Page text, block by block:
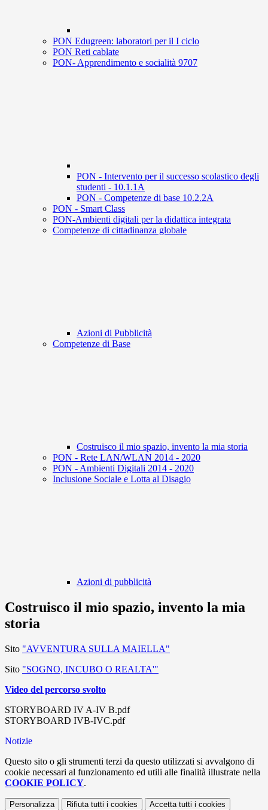
PON Edugreen: laboratori per il I ciclo
PON Reti cablate
PON- Apprendimento e socialità 9707
PON - Intervento per il successo scolastico degli
studenti - 10.1.1A
PON - Competenze di base 10.2.2A
PON - Smart Class
PON-Ambienti digitali per la didattica integrata
Competenze di cittadinanza globale
Azioni di Pubblicità
Competenze di Base
Costruisco il mio spazio, invento la mia storia
PON - Rete LAN/WLAN 2014 - 2020
PON - Ambienti Digitali 2014 - 2020
Inclusione Sociale e Lotta al Disagio
Azioni di pubblicità
Costruisco il mio spazio, invento la mia
storia
Sito "AVVENTURA SULLA MAIELLA"
Sito "SOGNO, INCUBO O REALTA'"
Video del percorso svolto
STORYBOARD IV A-IV B.pdf
STORYBOARD IVB-IVC.pdf
Notizie
Questo sito o gli strumenti terzi da questo utilizzati si avvalgono di
cookie necessari al funzionamento ed utili alle finalità illustrate nella
COOKIE POLICY.
Personalizza Rifiuta tutti i cookies Accetta tutti i cookies